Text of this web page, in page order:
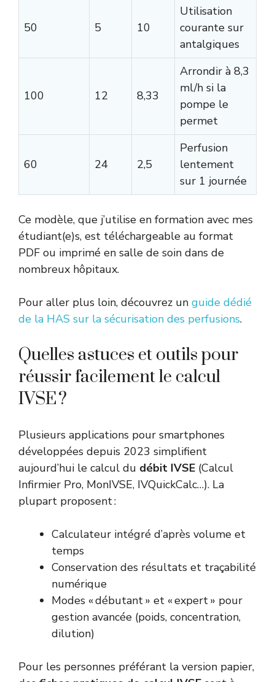
50 5 10
Utilisation
courante sur
antalgiques
100 12 8,33
Arrondir à 8,3
ml/h si la
pompe le
permet
60 24 2,5
Perfusion
lentement
sur 1 journée
Ce modèle, que j’utilise en formation avec mes
étudiant(e)s, est téléchargeable au format
PDF ou imprimé en salle de soin dans de
nombreux hôpitaux.
Pour aller plus loin, découvrez un guide dédié
de la HAS sur la sécurisation des perfusions.
Quelles astuces et outils pour
réussir facilement le calcul
IVSE ?
Plusieurs applications pour smartphones
développées depuis 2023 simplifient
aujourd’hui le calcul du débit IVSE (Calcul
Infirmier Pro, MonIVSE, IVQuickCalc…). La
plupart proposent :
Calculateur intégré d’après volume et
temps
Conservation des résultats et traçabilité
numérique
Modes « débutant » et « expert » pour
gestion avancée (poids, concentration,
dilution)
Pour les personnes préférant la version papier,